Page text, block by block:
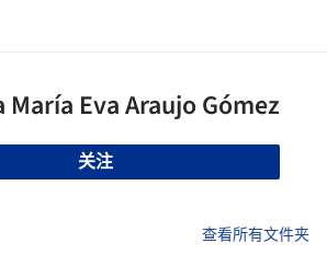
关注
查看所有文件夹